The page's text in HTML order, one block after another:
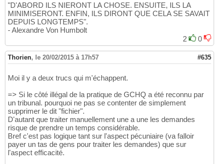
"D'ABORD ILS NIERONT LA CHOSE. ENSUITE, ILS LA
MINIMISERONT. ENFIN, ILS DIRONT QUE CELA SE SAVAIT
DEPUIS LONGTEMPS".
- Alexandre Von Humbolt
2
0
Thorien, le 20/02/2015 à 17h57 #635
Moi il y a deux trucs qui m'échappent.
=> Si le côté illégal de la pratique de GCHQ a été reconnu par
un tribunal. pourquoi ne pas se contenter de simplement
supprimer le dit "fichier".
D'autant que traiter manuellement une a une les demandes
risque de prendre un temps considérable.
Bref c'est pas logique tant sur l'aspect pécuniaire (va falloir
payer un tas de gens pour traiter les demandes) que sur
l'aspect efficacité.